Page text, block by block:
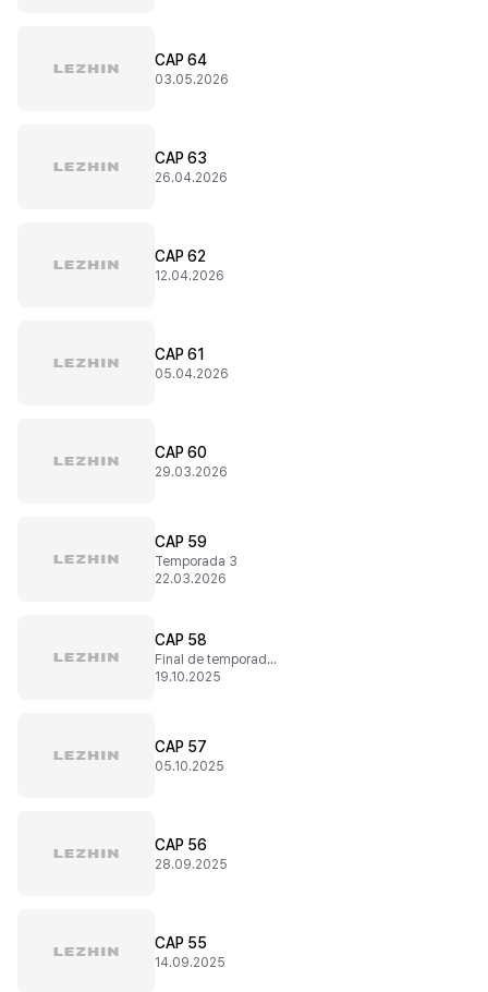
CAP 64
03.05.2026
CAP 63
26.04.2026
CAP 62
12.04.2026
CAP 61
05.04.2026
CAP 60
29.03.2026
CAP 59
Temporada 3
22.03.2026
CAP 58
Final de temporada 2
19.10.2025
CAP 57
05.10.2025
CAP 56
28.09.2025
CAP 55
14.09.2025